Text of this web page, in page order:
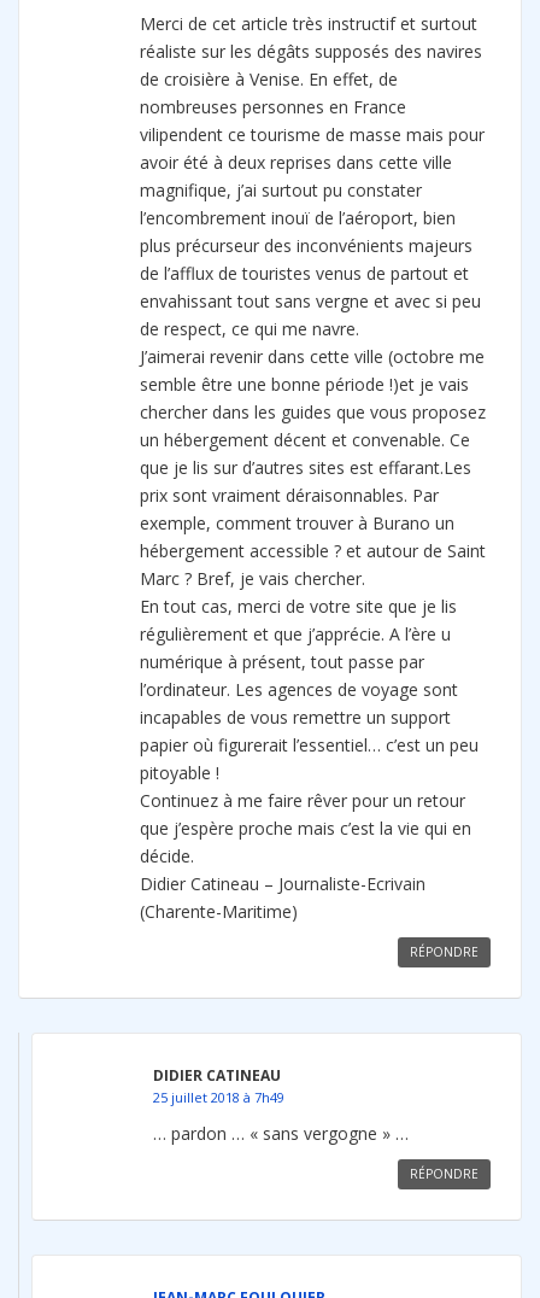
Merci de cet article très instructif et surtout
réaliste sur les dégâts supposés des navires
de croisière à Venise. En effet, de
nombreuses personnes en France
vilipendent ce tourisme de masse mais pour
avoir été à deux reprises dans cette ville
magnifique, j’ai surtout pu constater
l’encombrement inouï de l’aéroport, bien
plus précurseur des inconvénients majeurs
de l’afflux de touristes venus de partout et
envahissant tout sans vergne et avec si peu
de respect, ce qui me navre.
J’aimerai revenir dans cette ville (octobre me
semble être une bonne période !)et je vais
chercher dans les guides que vous proposez
un hébergement décent et convenable. Ce
que je lis sur d’autres sites est effarant.Les
prix sont vraiment déraisonnables. Par
exemple, comment trouver à Burano un
hébergement accessible ? et autour de Saint
Marc ? Bref, je vais chercher.
En tout cas, merci de votre site que je lis
régulièrement et que j’apprécie. A l’ère u
numérique à présent, tout passe par
l’ordinateur. Les agences de voyage sont
incapables de vous remettre un support
papier où figurerait l’essentiel… c’est un peu
pitoyable !
Continuez à me faire rêver pour un retour
que j’espère proche mais c’est la vie qui en
décide.
Didier Catineau – Journaliste-Ecrivain
(Charente-Maritime)
RÉPONDRE
DIDIER CATINEAU
25 juillet 2018 à 7h49
… pardon … « sans vergogne » …
RÉPONDRE